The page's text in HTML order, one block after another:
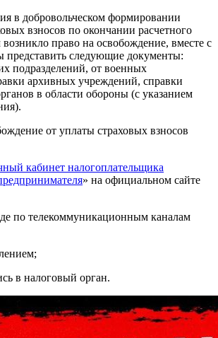
в добровольческом формировании
взносов по окончании расчетного
право на освобождение, вместе с
представить следующие документы:
подразделений, от военных
архивных учреждений, справки
в области обороны (с указанием
от уплаты страховых взносов
кабинет налогоплательщика
» на официальном сайте
по телекоммуникационным каналам
в налоговый орган.